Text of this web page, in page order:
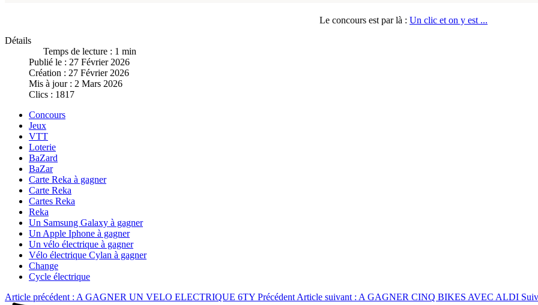
Le concours est par là : Un clic et on y est ...
Détails
Temps de lecture : 1 min
Publié le : 27 Février 2026
Création : 27 Février 2026
Mis à jour : 2 Mars 2026
Clics : 1817
Concours
Jeux
VTT
Loterie
BaZard
BaZar
Carte Reka à gagner
Carte Reka
Cartes Reka
Reka
Un Samsung Galaxy à gagner
Un Apple Iphone à gagner
Un vélo électrique à gagner
Vélo électrique Cylan à gagner
Change
Cycle électrique
Article précédent : A GAGNER UN VELO ELECTRIQUE 6TY Précédent Article suivant : A GAGNER CINQ BIKES AVEC ALDI